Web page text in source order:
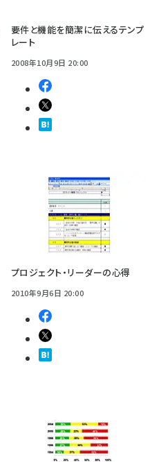
要件と機能を簡潔に伝えるテンプ
レート
2008年10月9日 20:00
プロジェクト・リーダーの心得
2010年9月6日 20:00